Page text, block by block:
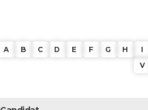
A B C D E F G H I
V